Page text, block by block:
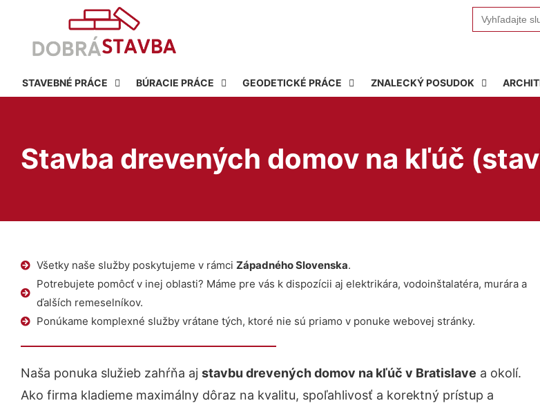
Search
for:
STAVEBNÉ PRÁCE BÚRACIE PRÁCE GEODETICKÉ PRÁCE ZNALECKÝ POSUDOK
Stavba drevených domov na kľúč
Všetky naše služby poskytujeme v rámci Západného Slovenska.
Potrebujete pomôcť v inej oblasti? Máme pre vás k dispozícii aj elektrikára, vodoinštalatéra, murára a
ďalších remeselníkov.
Ponúkame komplexné služby vrátane tých, ktoré nie sú priamo v ponuke webovej stránky.
Naša ponuka služieb zahŕňa aj stavbu drevených domov na kľúč v Bratislave a okolí.
Ako firma kladieme maximálny dôraz na kvalitu, spoľahlivosť a korektný prístup a